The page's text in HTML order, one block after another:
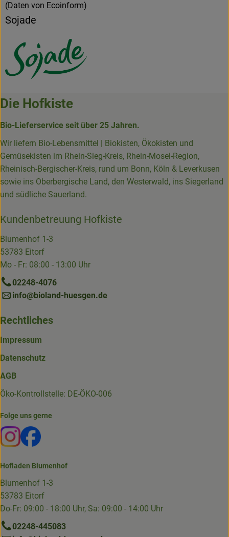
(Daten von Ecoinform)
Sojade
Die Hofkiste
Bio-Lieferservice seit über 25 Jahren.
Wir liefern Bio-Lebensmittel | Biokisten, Ökokisten und
Gemüsekisten im Rhein-Sieg-Kreis, Rhein-Mosel-Region,
Rheinisch-Bergischer-Kreis, rund um Bonn, Köln & Leverkusen
sowie ins Oberbergische Land, den Westerwald, ins Siegerland
und südliche Sauerland.
Kundenbetreuung Hofkiste
Blumenhof 1-3
53783 Eitorf
Mo - Fr: 08:00 - 13:00 Uhr
02248-4076
info@bioland-huesgen.de
Rechtliches
Impressum
Datenschutz
AGB
Öko-Kontrollstelle: DE-ÖKO-006
Folge uns gerne
Externer Link zu https://www.instagram.com/die.hofkiste/
Externer Link zu https://www.facebook.com/p/Die-
Hofladen Blumenhof
Blumenhof 1-3
53783 Eitorf
Do-Fr: 09:00 - 18:00 Uhr, Sa: 09:00 - 14:00 Uhr
02248-445083